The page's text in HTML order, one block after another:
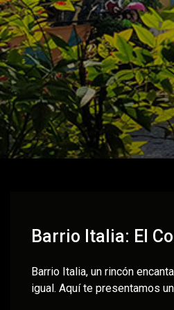
Barrio Italia: El
Barrio Italia, un rincón
igual. Aquí te presentamos